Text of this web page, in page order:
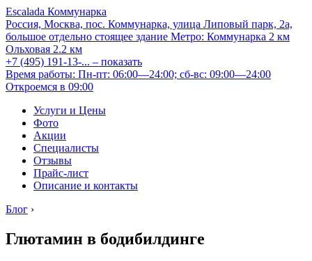
Escalada Коммунарка
Россия, Москва, пос. Коммунарка, улица Липовый парк, 2а,
большое отдельно стоящее здание Метро: Коммунарка 2 км
Ольховая 2.2 км
+7 (495) 191-13-... – показать
Время работы: Пн-пт: 06:00—24:00; сб-вс: 09:00—24:00
Откроемся в 09:00
Услуги и Цены
Фото
Акции
Специалисты
Отзывы
Прайс-лист
Описание и контакты
Блог ›
Глютамин в бодибилдинге